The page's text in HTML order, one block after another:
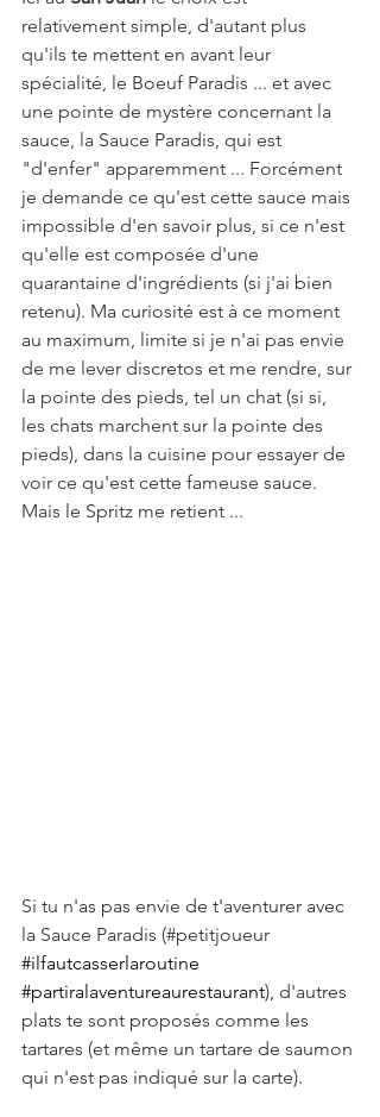
relativement simple, d'autant plus
qu'ils te mettent en avant leur
spécialité, le Boeuf Paradis ... et avec
une pointe de mystère concernant la
sauce, la Sauce Paradis, qui est
"d'enfer" apparemment ... Forcément
je demande ce qu'est cette sauce mais
impossible d'en savoir plus, si ce n'est
qu'elle est composée d'une
quarantaine d'ingrédients (si j'ai bien
retenu). Ma curiosité est à ce moment
au maximum, limite si je n'ai pas envie
de me lever discretos et me rendre, sur
la pointe des pieds, tel un chat (si si,
les chats marchent sur la pointe des
pieds), dans la cuisine pour essayer de
voir ce qu'est cette fameuse sauce.
Mais le Spritz me retient ...
Si tu n'as pas envie de t'aventurer avec
la Sauce Paradis (#petitjoueur
#ilfautcasserlaroutine
#partiralaventureaurestaurant), d'autres
plats te sont proposés comme les
tartares (et même un tartare de saumon
qui n'est pas indiqué sur la carte).